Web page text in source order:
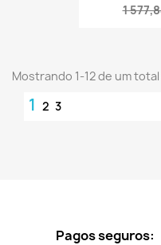
1
Mostrando 1-12 de um
1 2 3
Pagos seguros: